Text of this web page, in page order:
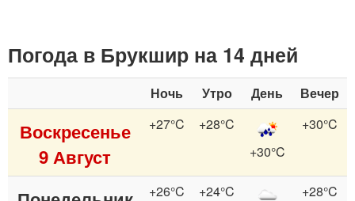
Погода в Брукшир на 14 дней
Ночь Утро День Вечер
Воскресенье
9 Август
+27°C
+28°C
+30°C
+30°C
+26°C
+24°C
+28°C